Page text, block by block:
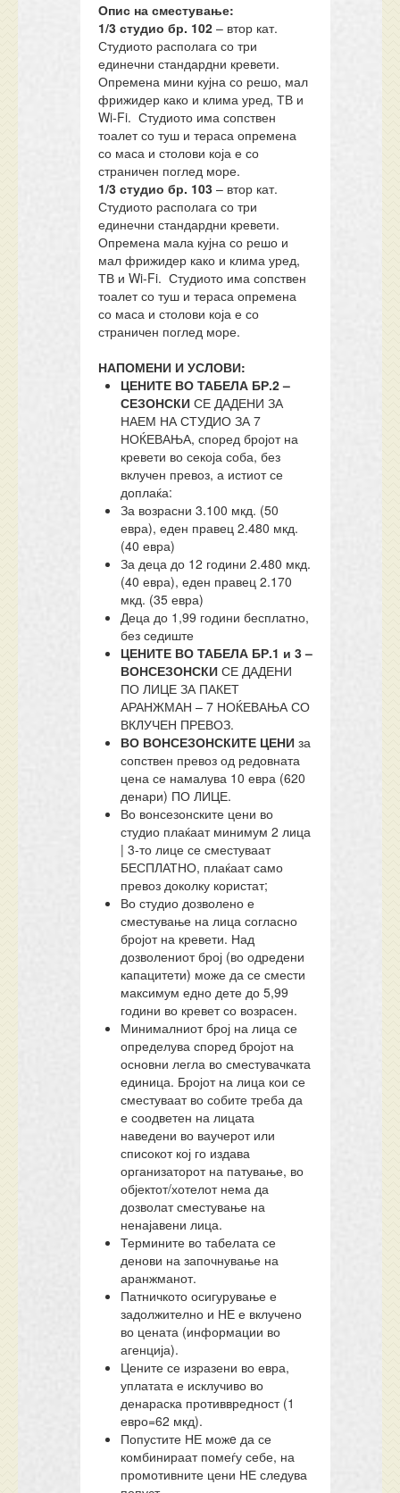
Опис на сместување:
1/3 студио бр. 102– втор кат.
Студиото располага со три
единечни стандардни кревети.
Опремена мини кујна со решо, мал
фрижидер како и клима уред, ТВ и
Wi-Fi. Студиото има сопствен
тоалет со туш и тераса опремена
со маса и столови која е со
страничен поглед море.
1/3 студио бр. 103 – втор кат.
Студиото располага со три
единечни стандардни кревети.
Опремена мала кујна со решо и
мал фрижидер како и клима уред,
ТВ и Wi-Fi. Студиото има сопствен
тоалет со туш и тераса опремена
со маса и столови која е со
страничен поглед море.
НАПОМЕНИ И УСЛОВИ:
ЦЕНИТЕ ВО ТАБЕЛА БР.2 –
СЕЗОНСКИ СЕ ДАДЕНИ ЗА
НАЕМ НА СТУДИО ЗА 7
НОЌЕВАЊА, според бројот на
кревети во секоја соба, без
вклучен превоз, а истиот се
доплаќа:
За возрасни 3.100 мкд. (50
евра), еден правец 2.480 мкд.
(40 евра)
За деца до 12 години 2.480 мкд.
(40 евра), еден правец 2.170
мкд. (35 евра)
Деца до 1,99 години бесплатно,
без седиште
ЦЕНИТЕ ВО ТАБЕЛА БР.1 и 3 –
ВОНСЕЗОНСКИ СЕ ДАДЕНИ
ПО ЛИЦЕ ЗА ПАКЕТ
АРАНЖМАН – 7 НОЌЕВАЊА СО
ВКЛУЧЕН ПРЕВОЗ.
ВО ВОНСЕЗОНСКИТЕ ЦЕНИ за
сопствен превоз од редовната
цена се намалува 10 евра (620
денари) ПО ЛИЦЕ.
Во вонсезонските цени во
студио плаќаат минимум 2 лица
| 3-то лице се сместуваат
БЕСПЛАТНО, плаќаат само
превоз доколку користат;
Во студио дозволено е
сместување на лица согласно
бројот на кревети. Над
дозволениот број (во одредени
капацитети) може да се смести
максимум едно дете до 5,99
години во кревет со возрасен.
Минималниот број на лица се
определува според бројот на
основни легла во сместувачката
единица. Бројот на лица кои се
сместуваат во собите треба да
е соодветен на лицата
наведени во ваучерот или
списокот кој го издава
организаторот на патување, во
објектот/хотелот нема да
дозволат сместување на
ненајавени лица.
Термините во табелата се
денови на започнување на
аранжманот.
Патничкото осигурување е
задолжително и НЕ е вклучено
во цената (информации во
агенција).
Цените се изразени во евра,
уплатата е исклучиво во
денараска противвредност (1
евро=62 мкд).
Попустите НЕ можe да се
комбинираат помеѓу себе, на
промотивните цени НЕ следува